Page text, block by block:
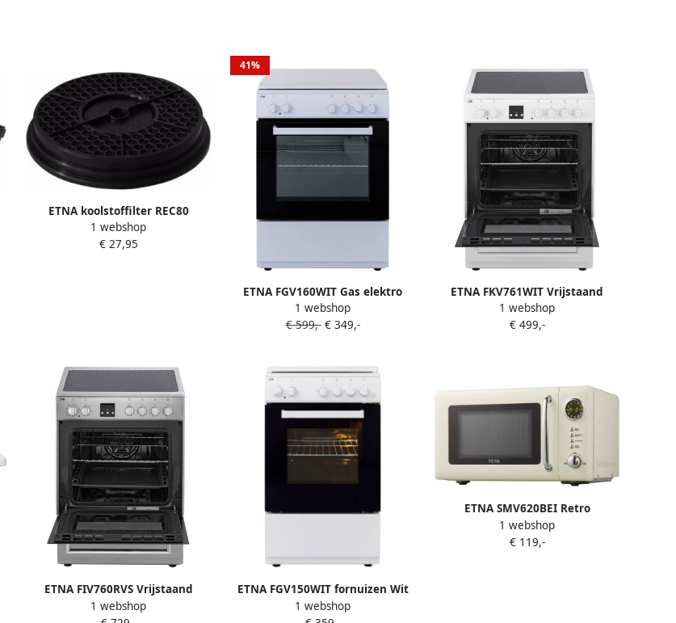
ETNA koolstoffilter REC80
1 webshop
€ 27,95
41%
ETNA FGV160WIT Gas elektro
fornuis Wit 60 cm Inhoud 72 liter
Energielabel A
1 webshop
€ 599,-€ 349,-
ETNA FKV761WIT Vrijstaand
keramisch fornuis Wit Elektrische
oven met opberglade 4
1 webshop
€ 499,-
ETNA FIV760RVS Vrijstaand
inductie fornuis RVS Elektrische
1 webshop
ETNA FGV150WIT fornuizen Wit
1 webshop
ETNA SMV620BEI Retro
Magnetron 20 liter Compact
Stijlvol en Efficiënt met 12
1 webshop
€ 119,-